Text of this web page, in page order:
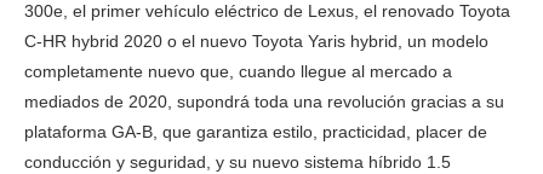
300e, el primer vehículo eléctrico de Lexus, el renovado Toyota
C-HR hybrid 2020 o el nuevo Toyota Yaris hybrid, un modelo
completamente nuevo que, cuando llegue al mercado a
mediados de 2020, supondrá toda una revolución gracias a su
plataforma GA-B, que garantiza estilo, practicidad, placer de
conducción y seguridad, y su nuevo sistema híbrido 1.5